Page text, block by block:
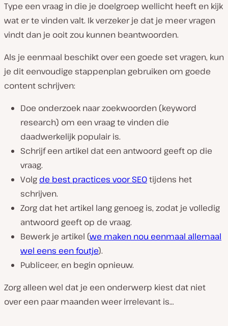
Type een vraag in die je doelgroep wellicht heeft en kijk
wat er te vinden valt. Ik verzeker je dat je meer vragen
vindt dan je ooit zou kunnen beantwoorden.
Als je eenmaal beschikt over een goede set vragen, kun
je dit eenvoudige stappenplan gebruiken om goede
content schrijven:
Doe onderzoek naar zoekwoorden (keyword
research) om een vraag te vinden die
daadwerkelijk populair is.
Schrijf een artikel dat een antwoord geeft op die
vraag.
Volg de best practices voor SEOtijdens het
schrijven.
Zorg dat het artikel lang genoeg is, zodat je volledig
antwoord geeft op de vraag.
Bewerk je artikel (we maken nou eenmaal allemaal
wel eens een foutje).
Publiceer, en begin opnieuw.
Zorg alleen wel dat je een onderwerp kiest dat niet
over een paar maanden weer irrelevant is…